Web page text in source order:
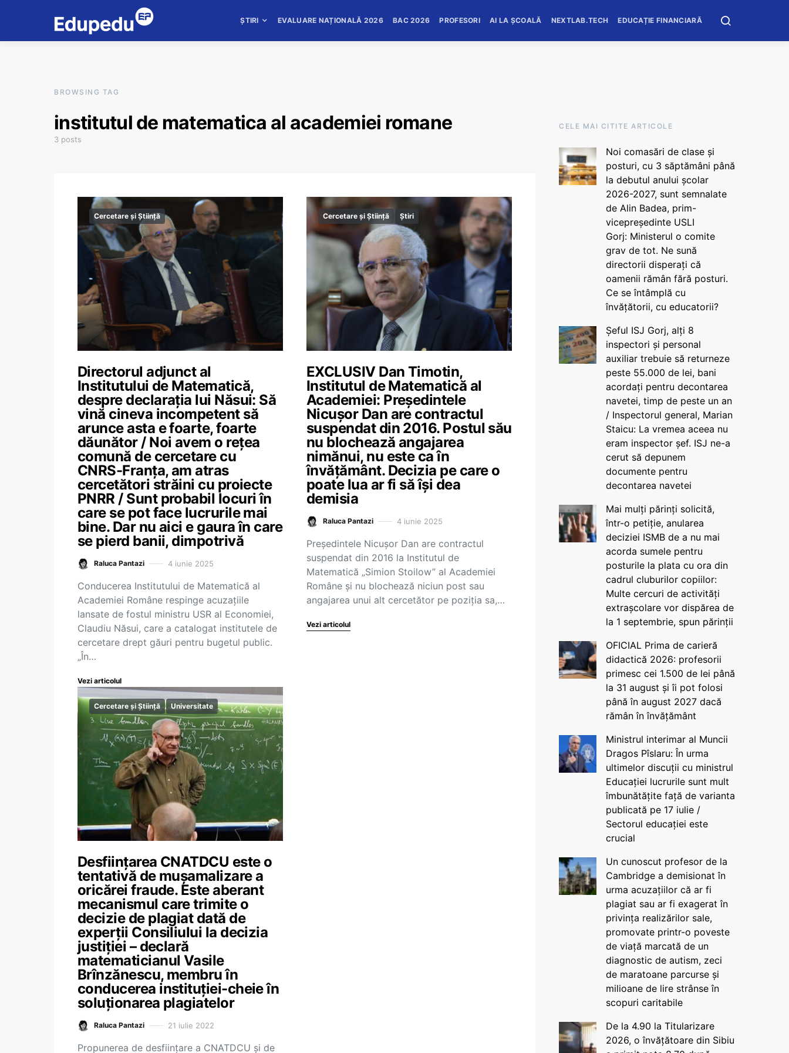
ȘTIRI EVALUARE NAȚIONALĂ 2026 BAC 2026 PROFESORI AI LA ȘCOALĂ NEXTLAB.TECH EDUCAȚIE FINANCIARĂ
BROWSING TAG
institutul de matematica al academiei romane
3 posts
Cercetare și Știință
Directorul adjunct al
Institutului de Matematică,
despre declarația lui Năsui: Să
vină cineva incompetent să
arunce asta e foarte, foarte
dăunător / Noi avem o rețea
comună de cercetare cu
CNRS-Franța, am atras
cercetători străini cu proiecte
PNRR / Sunt probabil locuri în
care se pot face lucrurile mai
bine. Dar nu aici e gaura în care
se pierd banii, dimpotrivă
Raluca Pantazi 4 iunie 2025
Conducerea Institutului de Matematică al
Academiei Române respinge acuzațiile
lansate de fostul ministru USR al Economiei,
Claudiu Năsui, care a catalogat institutele de
cercetare drept găuri pentru bugetul public.
„În…
Vezi articolul
Cercetare și Știință Știri
EXCLUSIV Dan Timotin,
Institutul de Matematică al
Academiei: Președintele
Nicușor Dan are contractul
suspendat din 2016. Postul său
nu blochează angajarea
nimănui, nu este ca în
învățământ. Decizia pe care o
poate lua ar fi să își dea
demisia
Raluca Pantazi 4 iunie 2025
Președintele Nicușor Dan are contractul
suspendat din 2016 la Institutul de
Matematică „Simion Stoilow” al Academiei
Române și nu blochează niciun post sau
angajarea unui alt cercetător pe poziția sa,…
Vezi articolul
Cercetare și Știință Universitate
Desființarea CNATDCU este o
tentativă de mușamalizare a
oricărei fraude. Este aberant
mecanismul care trimite o
decizie de plagiat dată de
experții Consiliului la decizia
justiției – declară
matematicianul Vasile
Brînzănescu, membru în
conducerea instituției-cheie în
soluționarea plagiatelor
Raluca Pantazi 21 iulie 2022
Propunerea de desființare a CNATDCU și de
CELE MAI CITITE ARTICOLE
Noi comasări de clase și
posturi, cu 3 săptămâni până
la debutul anului școlar
2026-2027, sunt semnalate
de Alin Badea, prim-
vicepreședinte USLI
Gorj: Ministerul o comite
grav de tot. Ne sună
directorii disperați că
oamenii rămân fără posturi.
Ce se întâmplă cu
învățătorii, cu educatorii?
Șeful ISJ Gorj, alți 8
inspectori și personal
auxiliar trebuie să returneze
peste 55.000 de lei, bani
acordați pentru decontarea
navetei, timp de peste un an
/ Inspectorul general, Marian
Staicu: La vremea aceea nu
eram inspector șef. ISJ ne-a
cerut să depunem
documente pentru
decontarea navetei
Mai mulți părinți solicită,
într-o petiție, anularea
deciziei ISMB de a nu mai
acorda sumele pentru
posturile la plata cu ora din
cadrul cluburilor copiilor:
Multe cercuri de activități
extrașcolare vor dispărea de
la 1 septembrie, spun părinții
OFICIAL Prima de carieră
didactică 2026: profesorii
primesc cei 1.500 de lei până
la 31 august și îi pot folosi
până în august 2027 dacă
rămân în învățământ
Ministrul interimar al Muncii
Dragos Pîslaru: În urma
ultimelor discuții cu ministrul
Educației lucrurile sunt mult
îmbunătățite față de varianta
publicată pe 17 iulie /
Sectorul educației este
crucial
Un cunoscut profesor de la
Cambridge a demisionat în
urma acuzațiilor că ar fi
plagiat sau ar fi exagerat în
privința realizărilor sale,
promovate printr-o poveste
de viață marcată de un
diagnostic de autism, zeci
de maratoane parcurse și
milioane de lire strânse în
scopuri caritabile
De la 4.90 la Titularizare
2026, o învățătoare din Sibiu